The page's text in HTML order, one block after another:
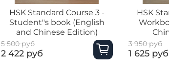
HSK Standard Course 3 -
Student"s book (English
and Chinese Edition)
5 500 руб
2 422 руб
HSK
3 950 руб
1 625 руб